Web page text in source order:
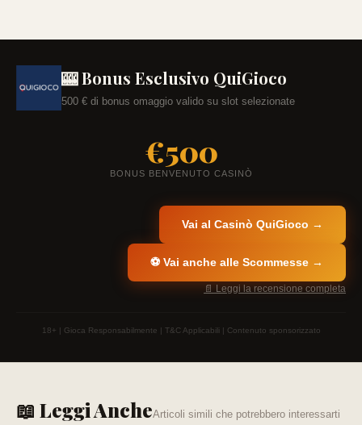
🎰 Bonus Esclusivo QuiGioco
500 € di bonus omaggio valido su slot selezionate
€500
BONUS BENVENUTO CASINÒ
Vai al Casinò QuiGioco →
⚽ Vai anche alle Scommesse →
📄 Leggi la recensione completa
18+ | Gioca Responsabilmente | T&C Applicabili | Contenuto sponsorizzato
📖 Leggi AncheArticoli simili che potrebbero interessarti